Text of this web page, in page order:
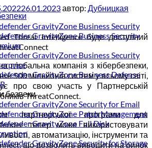
GravityZone Business Security
GravityZone Business Security
GravityZone Business Security
GravityZone Business Defense
безпеки
GravityZone Security for Email
GravityZone Patch Management
GravityZone Full Disk
GravityZone Security for Storage
26.01.2023автор: Дубницкая
Threat Intelligence буде доступний
глобальна компанія з кібербезпеки,
500 мільйонів систем у всьому світі,
про свою участь у Партнерській
ThreatConnect.
партнерської програми для
тепер може використовувати
автоматизацію, інструменти та
що дозволить виводити на ринок